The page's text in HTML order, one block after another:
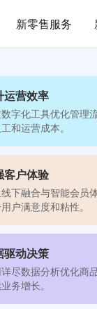
新零售服务
运营效率
字化工具优化管理
和运营成本。
客户体验
下融合与智能会员
户满意度和粘性。
驱动决策
尽数据分析优化商
务增长。